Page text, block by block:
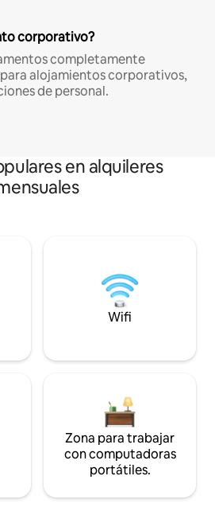
corporativo?
completamente
alojamientos corporativos,
de personal.
en alquileres
Wifi
Zona para trabajar
con computadoras
portátiles.